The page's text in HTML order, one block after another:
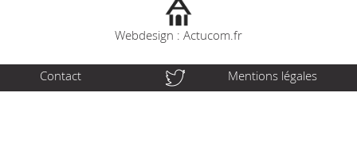
Webdesign : Actucom.fr
Contact Mentions légales